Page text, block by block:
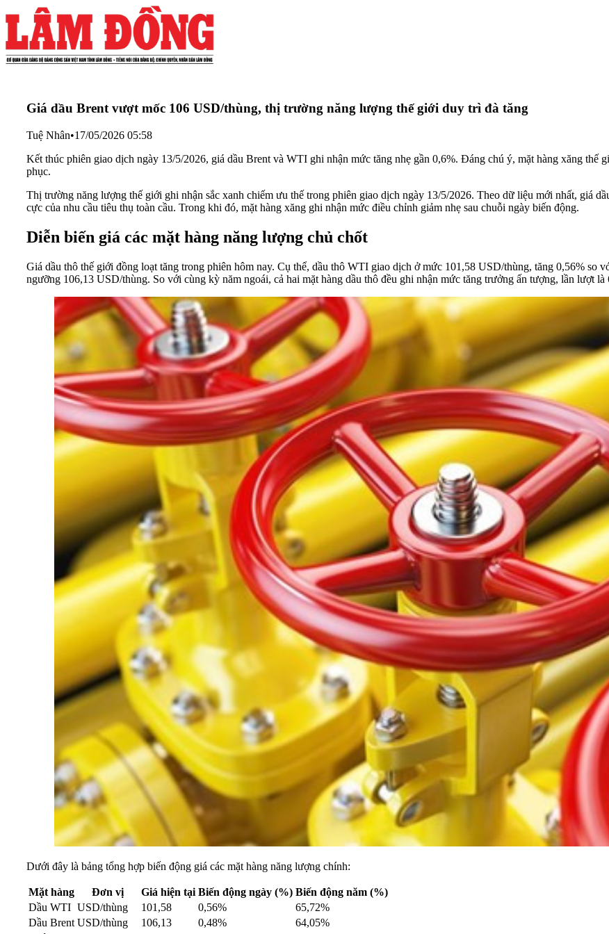
Giá dầu Brent vượt mốc 106 USD/thùng, thị trường năng lượng thế giới duy trì đà tăng
Tuệ Nhân•17/05/2026 05:58
Kết thúc phiên giao dịch ngày 13/5/2026, giá dầu Brent và WTI ghi nhận mức tăng nhẹ gần 0,6%. Đáng chú ý, mặt hàng xăng thế
phục.
Thị trường năng lượng thế giới ghi nhận sắc xanh chiếm ưu thế trong phiên giao dịch ngày 13/5/2026. Theo dữ liệu mới nhất, giá
cực của nhu cầu tiêu thụ toàn cầu. Trong khi đó, mặt hàng xăng ghi nhận mức điều chỉnh giảm nhẹ sau chuỗi ngày biến động.
Diễn biến giá các mặt hàng năng lượng chủ chốt
Giá dầu thô thế giới đồng loạt tăng trong phiên hôm nay. Cụ thể, dầu thô WTI giao dịch ở mức 101,58 USD/thùng, tăng 0,56% so
ngưỡng 106,13 USD/thùng. So với cùng kỳ năm ngoái, cả hai mặt hàng dầu thô đều ghi nhận mức tăng trưởng ấn tượng, lần lượt là
Dưới đây là bảng tổng hợp biến động giá các mặt hàng năng lượng chính:
Mặt hàng Đơn vị Giá hiện tại Biến động ngày (%) Biến động năm (%)
Dầu WTI USD/thùng 101,58 0,56%
65,72%
Dầu Brent USD/thùng 106,13 0,48%
64,05%